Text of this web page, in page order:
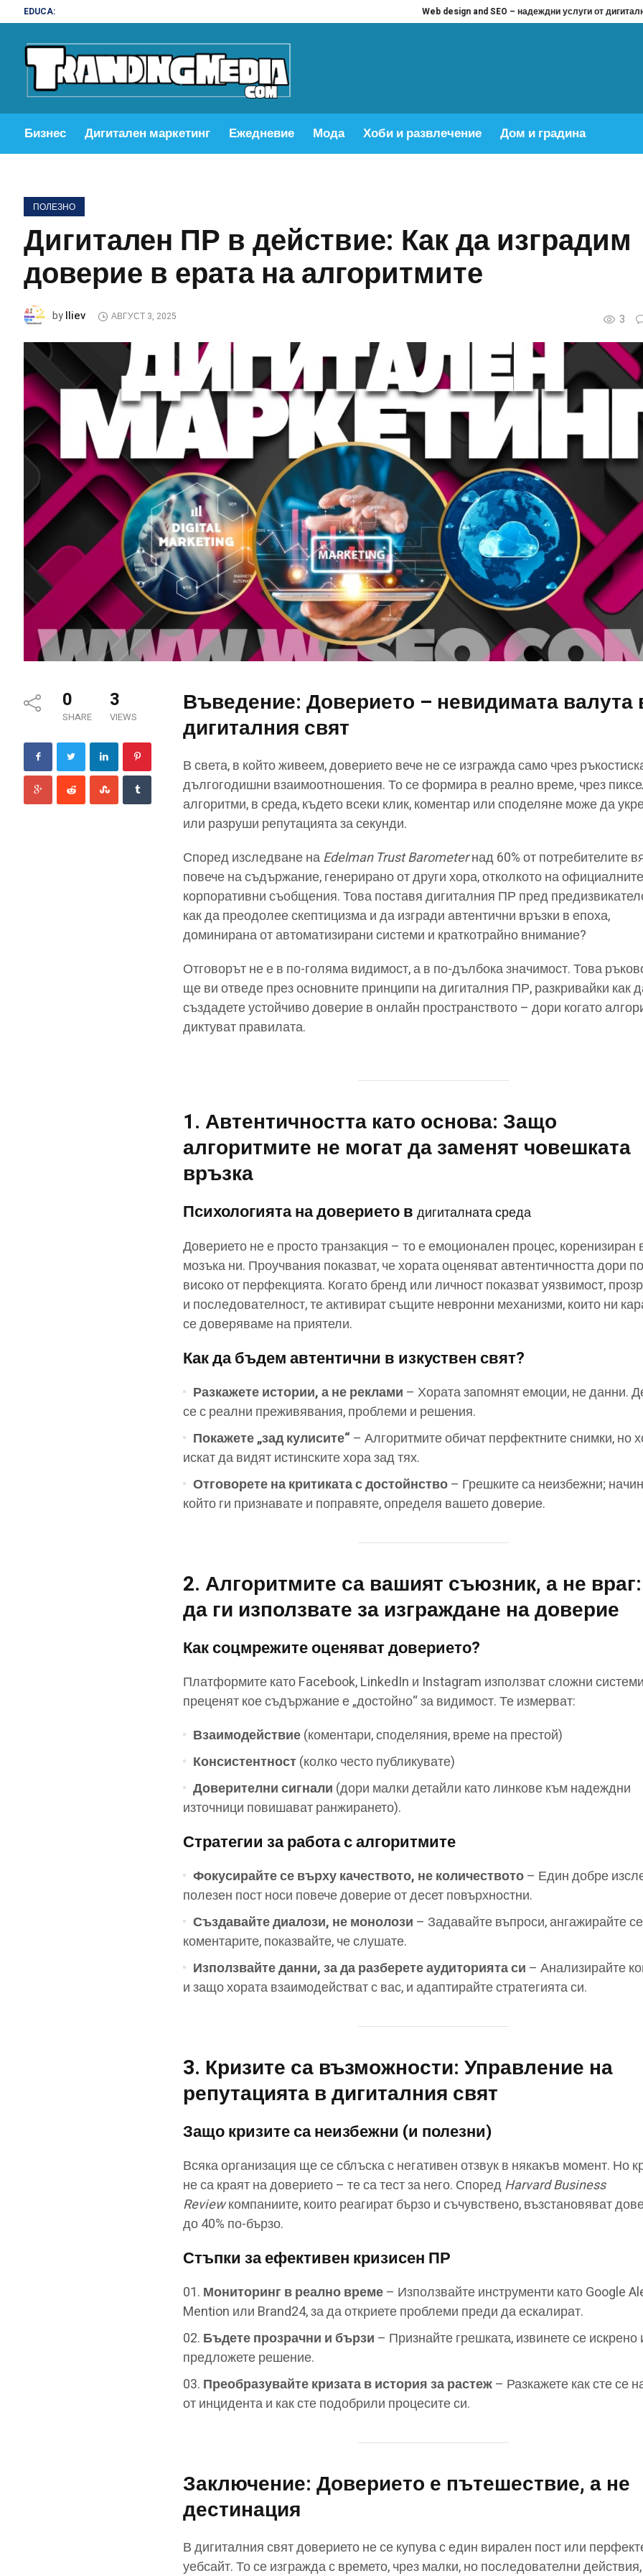
EDUCA: Web design and SEO – надеждни услуги от дигитална агенция
Бизнес Дигитален маркетинг Ежедневие Мода Хоби и развлечение Дом и градина
ПОЛЕЗНО
Дигитален ПР в действие: Как да изградим
доверие в ерата на алгоритмите
3
byIliev АВГУСТ 3, 2025
0
SHARE
3
VIEWS
Въведение: Доверието – невидимата валута
дигиталния свят
В света, в който живеем, доверието вече не се изгражда само чрез
дългогодишни взаимоотношения. То се формира в реално време, чрез
алгоритми, в среда, където всеки клик, коментар или споделяне може да
или разруши репутацията за секунди.
Според изследване наEdelman Trust Barometerнад 60% от потребителите
повече на съдържание, генерирано от други хора, отколкото на официалните
корпоративни съобщения. Това поставя дигиталния ПР пред
как да преодолее скептицизма и да изгради автентични връзки в епоха,
доминирана от автоматизирани системи и краткотрайно внимание?
Отговорът не е в по-голяма видимост, а в по-дълбока значимост. Това
ще ви отведе през основните принципи на дигиталния ПР, разкривайки как
създадете устойчиво доверие в онлайн пространството – дори когато
диктуват правилата.
1. Автентичността като основа: Защо
алгоритмите не могат да заменят човешката
връзка
Психологията на доверието вдигиталната среда
Доверието не е просто транзакция – то е емоционален процес, коренизиран
мозъка ни. Проучвания показват, че хората оценяват автентичността дори
високо от перфекцията. Когато бренд или личност показват уязвимост,
и последователност, те активират същите невронни механизми, които ни
се доверяваме на приятели.
Как да бъдем автентични в изкуствен свят?
Разкажете истории, а не реклами – Хората запомнят емоции, не данни.
се с реални преживявания, проблеми и решения.
Покажете „зад кулисите“ – Алгоритмите обичат перфектните снимки, но
искат да видят истинските хора зад тях.
Отговорете на критиката с достойнство– Грешките са неизбежни;
който ги признавате и поправяте, определя вашето доверие.
2. Алгоритмите са вашият съюзник, а не
да ги използвате за изграждане на доверие
Как соцмрежите оценяват доверието?
Платформите като Facebook, LinkedIn и Instagram използват сложни
преценят кое съдържание е „достойно“ за видимост. Те измерват:
Взаимодействие(коментари, споделяния, време на престой)
Консистентност(колко често публикувате)
Доверителни сигнали (дори малки детайли като линкове към надеждни
източници повишават ранжирането).
Стратегии за работа с алгоритмите
Фокусирайте се върху качеството, не количеството– Един добре
полезен пост носи повече доверие от десет повърхностни.
Създавайте диалози, не монолози – Задавайте въпроси, ангажирайте
коментарите, показвайте, че слушате.
Използвайте данни, за да разберете аудиторията си – Анализирайте
и защо хората взаимодействат с вас, и адаптирайте стратегията си.
3. Кризите са възможности: Управление на
репутацията в дигиталния свят
Защо кризите са неизбежни (и полезни)
Всяка организация ще се сблъска с негативен отзвук в някакъв момент. Но
не са краят на доверието – те са тест за него. СпоредHarvard Business
Reviewкомпаниите, които реагират бързо и съчувствено, възстановяват
до 40% по-бързо.
Стъпки за ефективен кризисен ПР
Мониторинг в реално време– Използвайте инструменти като Google
Mention или Brand24, за да откриете проблеми преди да ескалират.
Бъдете прозрачни и бързи – Признайте грешката, извинете се искрено
предложете решение.
Преобразувайте кризата в история за растеж– Разкажете как сте се
от инцидента и как сте подобрили процесите си.
Заключение: Доверието е пътешествие, а не
дестинация
В дигиталния свят доверието не се купува с един вирален пост или
уебсайт. То се изгражда с времето, чрез малки, но последователни